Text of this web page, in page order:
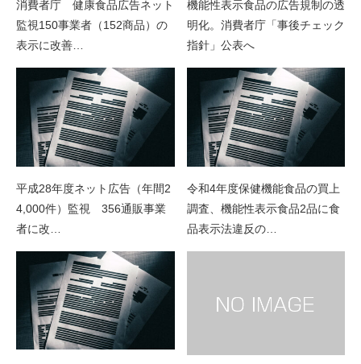
消費者庁 健康食品広告ネット
監視150事業者（152商品）の
表示に改善…
機能性表示食品の広告規制の透
明化。消費者庁「事後チェック
指針」公表へ
平成28年度ネット広告（年間2
4,000件）監視 356通販事業
者に改…
令和4年度保健機能食品の買上
調査、機能性表示食品2品に食
品表示法違反の…